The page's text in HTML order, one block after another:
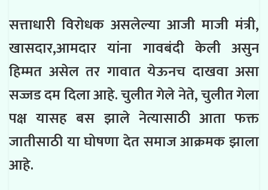
सत्ताधारी विरोधक असलेल्या आजी माजी मंत्री,
खासदार,आमदार यांना गावबंदी केली असुन
हिम्मत असेल तर गावात येऊनच दाखवा असा
सज्जड दम दिला आहे. चुलीत गेले नेते, चुलीत गेला
पक्ष यासह बस झाले नेत्यासाठी आता फक्त
जातीसाठी या घोषणा देत समाज आक्रमक झाला
आहे.